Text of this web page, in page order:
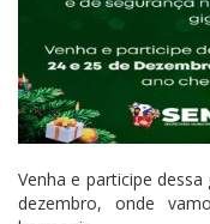
Venha e participe
dezembro, onde